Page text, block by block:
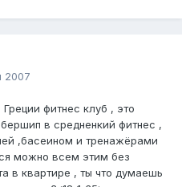
2007
фитнес клуб , это
в средненкий фитнес ,
,басеином и тренажёрами
можно всем этим без
в квартире , ты что думаешь